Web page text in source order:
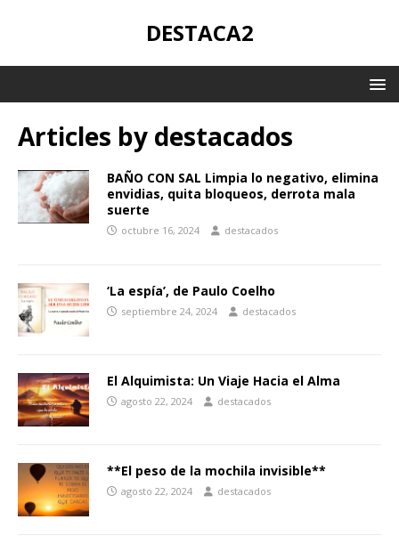
DESTACA2
Articles by destacados
BAÑO CON SAL Limpia lo negativo, elimina
envidias, quita bloqueos, derrota mala
suerte
octubre 16, 2024 destacados
‘La espía’, de Paulo Coelho
septiembre 24, 2024 destacados
El Alquimista: Un Viaje Hacia el Alma
agosto 22, 2024 destacados
**El peso de la mochila invisible**
agosto 22, 2024 destacados